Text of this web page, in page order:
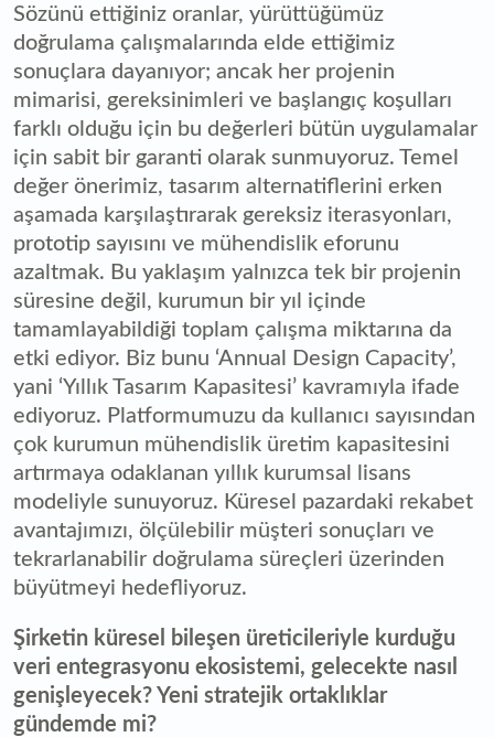
Sözünü ettiğiniz oranlar, yürüttüğümüz
doğrulama çalışmalarında elde ettiğimiz
sonuçlara dayanıyor; ancak her projenin
mimarisi, gereksinimleri ve başlangıç koşulları
farklı olduğu için bu değerleri bütün uygulamalar
için sabit bir garanti olarak sunmuyoruz. Temel
değer önerimiz, tasarım alternatiflerini erken
aşamada karşılaştırarak gereksiz iterasyonları,
prototip sayısını ve mühendislik eforunu
azaltmak. Bu yaklaşım yalnızca tek bir projenin
süresine değil, kurumun bir yıl içinde
tamamlayabildiği toplam çalışma miktarına da
etki ediyor. Biz bunu ‘Annual Design Capacity’,
yani ‘Yıllık Tasarım Kapasitesi’ kavramıyla ifade
ediyoruz. Platformumuzu da kullanıcı sayısından
çok kurumun mühendislik üretim kapasitesini
artırmaya odaklanan yıllık kurumsal lisans
modeliyle sunuyoruz. Küresel pazardaki rekabet
avantajımızı, ölçülebilir müşteri sonuçları ve
tekrarlanabilir doğrulama süreçleri üzerinden
büyütmeyi hedefliyoruz.
Şirketin küresel bileşen üreticileriyle kurduğu
veri entegrasyonu ekosistemi, gelecekte nasıl
genişleyecek? Yeni stratejik ortaklıklar
gündemde mi?